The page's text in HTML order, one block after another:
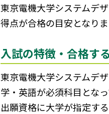
東京電機大学システムデ
得点が合格の目安となり
入試の特徴・合格す
東京電機大学システムデ
学・英語が必須科目とな
出願資格に大学が指定す